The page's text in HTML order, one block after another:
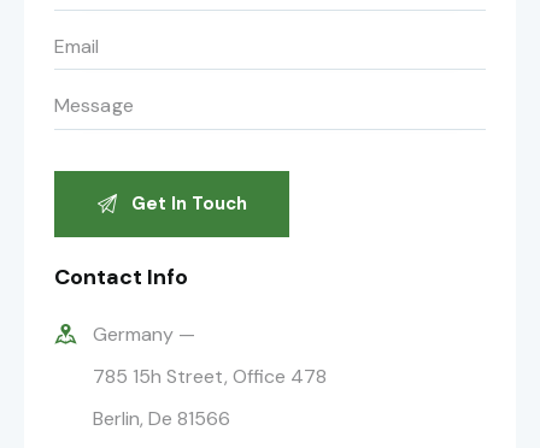
Contact Info
Germany —
785 15h Street, Office 478
Berlin, De 81566